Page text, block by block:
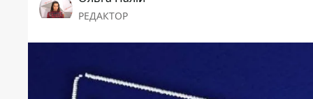
РЕДАКТОР